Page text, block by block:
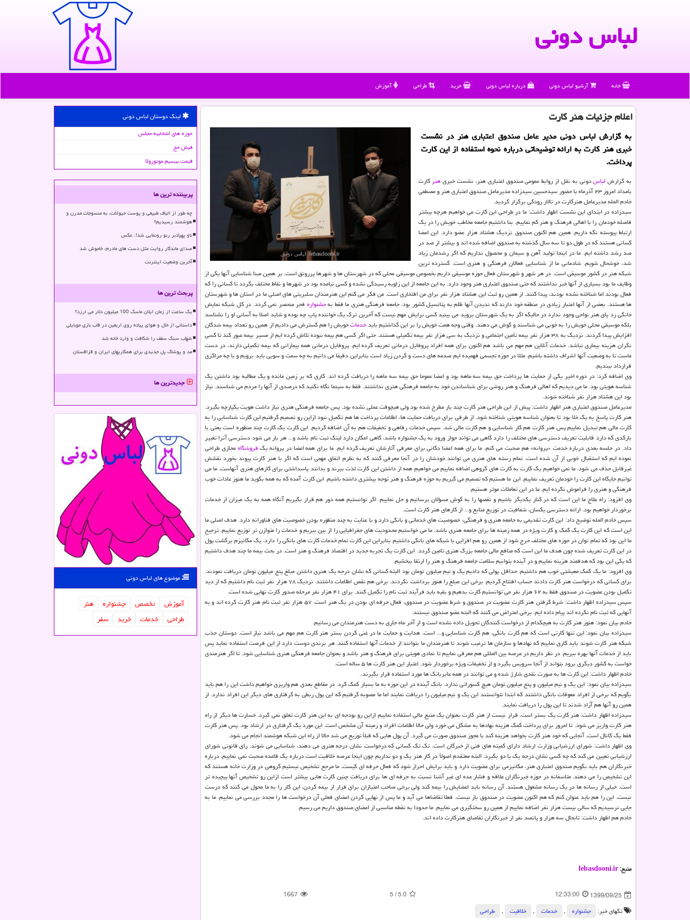
لباس دونی
خانه آرشیو لباس دونی درباره لباس دونی خرید طراحی آموزش
اعلام جزئیات هنر كارت
به گزارش لباس دونی مدیر عامل صندوق اعتباری هنر در نشست
خبری هنر کارت به ارائه توضیحاتی درباره نحوه استفاده از این کارت
پرداخت.
به گزارشلباسدونی به نقل از روابط عمومی صندوق اعتباری هنر، نشست خبریهنرکارت
بامداد امروز ۲۳ آذرماه با حضور سیدحسین سیدزاده مدیرعامل صندوق اعتباری هنر و مصطفی
خادم المله مدیرعامل هنرکارت در تالار رودکی برگزار گردید.
سیدزاده در ابتدای این نشست اظهار داشت: ما در طراحی این کارت می خواهیم هرچه بیشتر
فاصله خودمان را با اهالی فرهنگ و هنر کم نماییم. بنا داشتیم جامعه مخاطب خویش را در یک
ارتباط پیوسته نگه داریم. همین هم اکنون صندوق نزدیک هشتاد هزار عضو دارد. این اعضا
کسانی هستند که در طول دو تا سه سال گذشته به صندوق اضافه شده اند و بیشتر از صد در
صد رشد داشته ایم. ما در اینجا تولید آهن و سیمان و محصول نداریم که اگر رشدمان زیاد
شد، خوشحال شویم. شادمانی ما از شناسایی فعالان فرهنگی و هنری است. گسترده ترین
شبکه هنر در کشور موسیقی است. در هر شهر و شهرستان فعال حوزه موسیقی داریم بخصوص موسیقی محلی که در شهرستان ها و شهرها پررونق است. بر همین مبنا شناسایی آنها یکی از
وظایف ما بود بسیاری از آنها خبر نداشتند که حتی صندوق اعتباری هنر وجود دارد. به این جامعه از این زاویه رسیدگی نشده و کسی نیامده بود در شهرها و نقاط مختلف بگردد تا کسانی را که
فعال بودند اما شناخته نشده بودند، پیدا کنند. از همین رو ثبت این هشتاد هزار نفر برای من افتخاری است. من فکر می کنم این هنرمندان سلبریتی های اصلی ما در استان ها و شهرستان
ها هستند. بعضی از آنها اعتبار زیادی در منطقه خود دارند که ندیدن آنها ظلم به پتانسیل کشور بود. جامعه فرهنگی هنری ما فقط بهجشنواره فجر منحصر نمی گردد. در کل شبکه نمایش
خانگی رد پای هنر نواحی وجود ندارد در حالیکه اگر به یک شهرستان بروید می بینید کسی برایش مهم نیست که آخرین ترک یک خواننده پاپ چه بوده و شاید اصلا به آسانی او را نشناسد
بلکه موسیقی محلی خویش را به خوبی می شناسند و گوش می دهند. وقتی وجه همت خویش را بر این گذاشتیم بایدخدماتخویش را هم گسترش می دادیم از همین رو تعداد بیمه شدگان
افزایش پیدا کردند. نزدیک به ۳۸ هزار نفر بیمه تأمین اجتماعی و نزدیک به سی هزار نفر بیمه تکمیلی هستند. حتی اگر کسی هم بیمه نبوده تلاش کرده ایم از مسیر بیمه عبور کند تا کسی
نگران هزینه بیماری نباشد. خدمات آنلاین هم مهم می باشد هم اکنون برای همه افراد پروفایل درمانی تعریف کرده ایم. پروفایل درمانی همه بیمارانی که بیمه تکمیلی دارند، در دست
ماست تا به وضعیت آنها اشراف داشته باشیم. مثلا در حوزه تجسمی فهمیده ایم صدمه های دست و گردن زیاد است بنابراین دقیقا می دانیم به چه سمت و سویی باید برویم و با چه مراکزی
قرارداد ببندیم.
وی اضافه کرد: در دوره اخیر یکی از حمایت ها پرداخت حق بیمه سه ماهه بود و اعضا عموما حق بیمه سه ماهه را دریافت کرده اند. کاری که بر زمین مانده و یک مطالبه بود داشتن یک
شناسه هویتی بود. ما می دیدیم که اهالی فرهنگ و هنر روشی برای شناساندن خود به جامعه فرهنگی هنری نداشتند. فقط به سینما نگاه نکنید که درصدی از آنها را مردم می شناسند. نیاز
بود این هشتاد هزار نفر شناخته شوند.
مدیرعامل صندوق اعتباری هنر اظهار داشت: پیش از این طراحی هنر کارت چند بار مطرح شده بود ولی هیچوقت عملی نشده بود. پس جامعه فرهنگی هنری نیاز داشت هویت یکپارچه بگیرد.
هنر کارت پاسخ به یک خلا بود تا بعنوان شناسه هویتی شناخته شود. از طرفی برای دریافت حمایت ها، اطلاعات پرداخت ها هم تکمیل نبود ازاین رو تصمیم گرفتیم این کارت شناسایی را به
کارت مالی هم تبدیل نماییم پس هنر کارت هم کار شناسایی و هم کارت مالی شد. سپس خدمات رفاهی و تخفیفات هم به آن اضافه کردیم. این کارت یک کارت چند منظوره است یعنی با
بارکدی که دارد قابلیت تعریف دسترسی های مختلف را دارد گاهی می تواند جواز ورود به یک جشنواره باشد، گاهی امکان دارد لینک ثبت نام باشد و... هر بار می شود دسترسی آنرا تغییر
داد. در جلسه بعدی درباره خدمت «پروانه» هم صحبت می کنم. ما برای همه اعضا دکانی برای معرفی آثارشان تعریف کرده ایم. ما برای همه اعضا در پروانه یکفروشگاهمجازی طراحی
نموده ایم که استقبال خوبی از آن شده است. تمام رسته های هنری می توانند خودشان را در آنجا معرفی کنند که به نظرم اتفاق مهمی است که اگر با هنر کارت پیوند بخورد نقشش
غیرقابل حذف می شود. ما نمی خواهیم یک کارت به کارت های گروهی اضافه نماییم می خواهیم همه از داشتن این کارت لذت ببرند و بدانند پاسداشتی برای کارهای هنری آنهاست. ما می
توانیم جایگاه این کارت را خودمان تعریف نماییم. این ما هستیم که تصمیم می گیریم به حوزه فرهنگ و هنر توجه بیشتری داشته باشیم. این کارت آمده که به همه بگوید ما هنوز عادات خوب
فرهنگی و هنری را فراموش نکرده ایم. ما در این تعاملات موثر هستیم.
وی افزود: راه علاج ما این است که در کنار یکدیگر باشیم و نقصها را به گوش مسؤلان برسانیم و حل نماییم. اگر توانستیم همه دور هم قرار بگیریم آنگاه همه به یک میزان از خدمات
برخوردار خواهیم بود. ارائه دسترسی یکسان، شفافیت در توزیع منابع و... از کارهای هنر کارت است.
سپس خادم المله توضیح داد: این کارت تقدیمی به جامعه هنری و فرهنگی، خصوصیت های خدماتی و بانکی دارد و با عنایت به چند منظوره بودن خصوصیت های فناورانه دارد. هدف اصلی ما
این است که این کارت یک کمک و کارت ویژه در همه زمینه ها برای جامعه هنری باشد. ما می خواستیم محدودیت های جغرافیایی را از بین ببریم و خدمات را متوازن تر توزیع نماییم. ترجیح
ما این بود که تمام توان در حوزه های مختلف خرج شود از همین رو هم افزایی با شبکه های بانکی داشتیم بنابراین این کارت تمام خدمات کارت های بانکی را دارد. یک مکانیزم برگشت پول
در این کارت تعریف شده چون هدف ما این است که منافع مالی جامعه بزرگ هنری تامین گردد. این کارت یک تجربه جدید در اقتصاد فرهنگ و هنر است. در بحث بیمه ما چند هدف داشتیم
که یکی این بود که هدفمند هزینه نماییم و در آینده بتوانیم سلامت جامعه فرهنگ و هنر را ارتقا ببخشیم.
وی افزود: ما یک کمک معیشتی خوب هم داشتیم. حداقل پولی که دادیم یک و نیم میلیون تومان بود البته کسانی که نشان درجه یک هنری داشتن مبلغ پنج میلیون تومان دریافت نمودند.
برای کسانی که درخواست هنر کارت دادند حساب افتتاح کردیم. برخی این مبلغ را هنوز برداشت نکردند. برخی هم نقص اطلاعات داشتند. نزدیک ۷۸ هزار نفر ثبت نام داشتیم که از دید
تکمیل بودن عضویت در صندوق فقط به ۶۲ هزار نفر می توانستیم کارت بدهیم و بقیه باید فرآیند ثبت نام را تکمیل کنند. برای ۴۱ هزار نفر مرحله صدور کارت نهایی شده است.
سپس سیدزاده اظهار داشت: شرط گرفتن هنر کارت عضویت در صندوق و شرط عضویت در صندوق، فعال حرفه ای بودن در یک هنر است. ۵۷ هزار نفر ثبت نام هنر کارت کرده اند و به
آنهایی که ثبت نام نکرده اند پیام داده ایم. برخی اعتراض می کنند که البته عضو صندوق نیستند.
خادم بیان نمود: هنوز هنر کارت به هیچکدام از درخواست کنندگان تحویل داده نشده است و از آخر ماه جاری به دست هنرمندان می رسانیم.
سیدزاده بیان نمود: این تنها کارتی است که هم کارت بانکی، هم کارت شناسایی و... است. هدایت و حمایت ما در غنی کردن بستر هنر کارت هم مهم می باشد نیاز است. دوستان جذب
شبکه هنر کارت شوند باید کاری نماییم که نهادها و سازمان ها ترغیب شوند تا هنرمندان ما بتوانند از خدمات آنها استفاده کنند. هر برندی دوست دارد از این فرصت استفاده نماید پس
باید از خدمات آنها بهره ببریم. در نظر داریم در عرصه بین المللی هم معرفی نماییم تا نمادی هویتی برای فرهنگ و هنر باشد و بعنوان جامعه فرهنگی هنری شناسایی شود. تا اگر هنرمندی
خواست به کشور دیگری برود بتواند از آنجا سرویس بگیرد و از تخفیفات ویژه برخوردار شود. اعتبار این هنر کارت ها ۵ ساله است.
خادم اظهار داشت: این کارت ها به صورت نقدی شارژ شده و می توانند در همه عابربانک ها مورد استفاده قرار بگیرند..
سیدزاده بیان نمود: این یک و نیم میلیون و پنج میلیون تومان هیچ کسوراتی ندارد. بانک آینده در این حوزه به ما بسیار کمک کرد. در مقاطع بعدی هم واریزی خواهیم داشت این را هم باید
بگویم که برخی از افراد معوقات بانکی داشتند که ابتدا نتوانستند این یک و نیم میلیون را دریافت نمایند اما ما مصوبه گرفتیم که این پول ربطی به گرفتاری های دیگر این افراد ندارد. از
همین رو آنها هم آزاد شدند تا این پول را دریافت نمایند.
سیدزاده اظهار داشت: هنر کارت یک بستر است، قرار نیست از هنر کارت بعنوان یک منبع مالی استفاده نماییم ازاین رو بودجه ای به این هنر کارت تعلق نمی گیرد. خسارت ها دیگر از راه
هنر کارت واریز می شود. تا امروز برای پرداخت کمک هزینه نهادها به مشکل می خورد ولی حالا اطلاعات افراد و زمینه آن مشخص است. این مورد یک گرفتاری در ارشاد بود. پس هنر کارت
فقط یک کانال است. آنجایی که خود هنر کارت بخواهد هزینه کند با مجوز صندوق صورت می گیرد. آن پول هایی که قبلاً توزیع می شد حالا از راه این شبکه هوشمند انجام می شود.
وی اظهار داشت: شورای ارزشیابی وزارت ارشاد دارای کمیته های فنی از خبرگان است. تک تک کسانی که درخواست نشان درجه هنری می دهند، شناسایی می شوند. رای قانونی شورای
ارزشیابی تعیین می کند که چه کسی نشان درجه یک یا دو بگیرد. البته معتقدم اصولاً در کار هنر یک و دو نداریم چون اینجا عرصه خلاقیت است درباره یک قاعده صحبت نمی نماییم. درباره
خبرنگاران هم باید بگویم صندوق اعتباری هنر، مکانیزمی برای عضویت دارد و باید برایش احراز شود که فعال حرفه ای کیست. ما مرجع تشخیص نیستیم گروهی در وزارت خانه هستند که
این تشخیص را می دهند. متاسفانه در حوزه خبرنگاران علاقه و فشار عده ای غیر آشنا نسبت به حرفه ای ها برای دریافت چنین کارت هایی بیشتر است ازاین رو تشخیص آنها پیچیده تر
است. خیلی از رسانه ها در یک رسانه مشغول هستند. آن رسانه باید اعضایش را بیمه کند ولی برخی صاحب امتیازان برای فرار از بیمه کردن، این کار را به ما محول می کنند که درست
نیست. این را هم باید عنوان کنم که هم اکنون عضویت در صندوق باز نیست. فعلا تقاضاها می آید و ما پس از نهایی کردن اعضای فعلی آن درخواست ها را مجدد بررسی می نماییم. ما به
جایی نرسیدیم که سالی بیست هزار نفر اضافه نماییم از همین رو سختگیری می نماییم. ما حدودا به نقطه مناسبی از اعضای صندوق داریم می رسیم.
خادم هم اظهار داشت: تابحال سه هزار و پانصد نفر از خبرنگاران تقاضای هنرکارت داده اند.
منبع:lebasdooni.ir
1399/09/25
12:33:00
5.0
/
5
1667
تگهای خبر:
جشنواره , خدمات , خلاقیت , طراحی
لینک دوستان لباس دونی
حوزه های انتخابیه مجلس
فیش حج
قیمت بیسیم موتورولا
پربیننده ترین ها
چه طور از الیاف طبیعی و پوست حیوانات، به منسوجات مدرن و
هوشمند رسیدیم؟
ناو پهپادبر رنو رونمایی شد!، عکس
صدای ماندگار روایت مثل دست های مادرم، خاموش شد
آخرین وضعیت اینترنت
پربحث ترین ها
یک ساعت از زمان ایلان ماسک 100 میلیون دلار می ارزد؟
داستانی از حال و هوای پیاده روی اربعین در قاب بازی موبایلی
شهاب سنگ سقف را شکافت و وارد خانه شد
مد و پوشاک پل جدیدی برای همکاریهای ایران و قزاقستان
جدیدترین ها
موضوع های لباس دونی
آموزش تخصص جشنواره
هنر
طراحی
خدمات خرید سفر